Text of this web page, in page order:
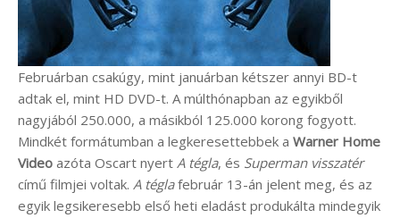
Februárban csakúgy, mint januárban kétszer annyi BD-t
adtak el, mint HD DVD-t. A múlthónapban az egyikből
nagyjából 250.000, a másikból 125.000 korong fogyott.
Mindkét formátumban a legkeresettebbek a Warner Home
Video azóta Oscart nyert A tégla, és Superman visszatér
című filmjei voltak. A téglafebruár 13-án jelent meg, és az
egyik legsikeresebb első heti eladást produkálta mindegyik